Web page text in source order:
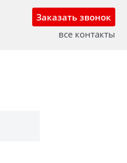
Заказать звонок
все контакты